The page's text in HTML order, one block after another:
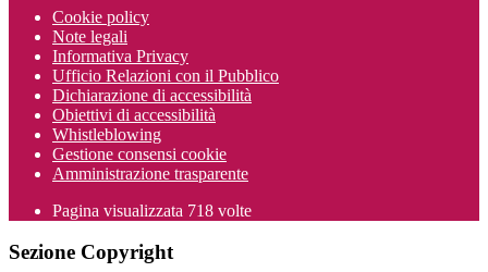
Cookie policy
Note legali
Informativa Privacy
Ufficio Relazioni con il Pubblico
Dichiarazione di accessibilità
Obiettivi di accessibilità
Whistleblowing
Gestione consensi cookie
Amministrazione trasparente
Pagina visualizzata 718 volte
Sezione Copyright